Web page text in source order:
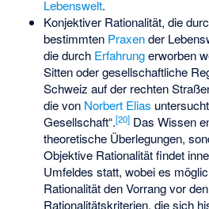
Lebenswelt.
Konjektiver Rationalität, die
bestimmten Praxender
die durch Erfahrungerworben
Sitten oder gesellschaftliche
Schweiz auf der rechten
die von Norbert Elias
Gesellschaft“.[20]Das Wissen
theoretische Überlegungen,
Objektive Rationalität findet
Umfeldes statt, wobei es
Rationalität den Vorrang vor
Rationalitätskriterien, die sich